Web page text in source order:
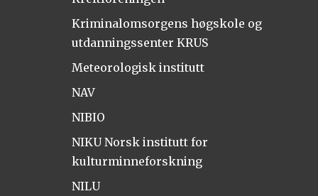
Kriminalomsorgens høgskole og
utdanningssenter KRUS
Meteorologisk institutt
NAV
NIBIO
NIKU Norsk institutt for
kulturminneforskning
NILU